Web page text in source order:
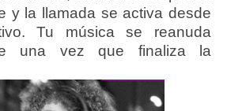
y la llamada se activa desde
Tu música se reanuda
una vez que finaliza la